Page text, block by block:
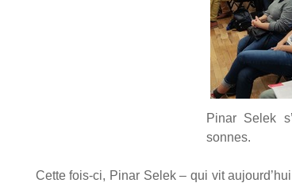
Pinar Selek
sonnes.
Cette fois-ci, Pinar Selek – qui vit